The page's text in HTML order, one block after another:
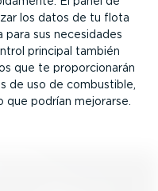
los datos de tu flota
sus necesidades
principal también
que te propor­cio­narán
de uso de combustible,
que podrían mejorarse.